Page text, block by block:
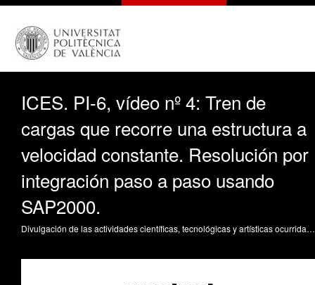
ICES. PI-6, vídeo nº 4: Tren de
cargas que recorre una estructura a
velocidad constante. Resolución por
integración paso a paso usando
SAP2000.
Divulgación de las actividades científicas, tecnológicas y artísticas ocurridas en los tres campus de la UPV